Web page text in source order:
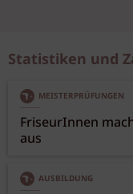
Statistiken und
MEISTERPRÜFUNGEN
FriseurInnen
aus
AUSBILDUNG